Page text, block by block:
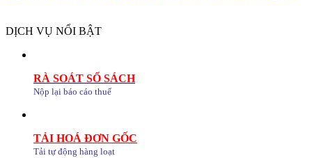
DỊCH VỤ NỔI BẬT
RÀ SOÁT SỔ SÁCH
Nộp lại báo cáo thuế
TẢI HOÁ ĐƠN GỐC
Tải tự động hàng loạt